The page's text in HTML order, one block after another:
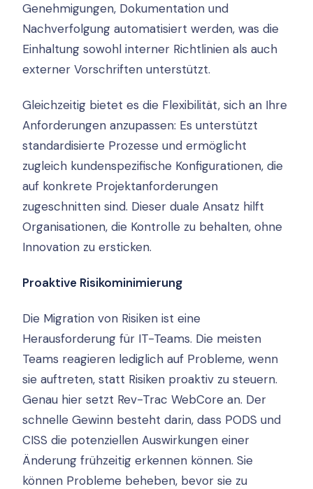
Genehmigungen, Dokumentation und
Nachverfolgung automatisiert werden, was die
Einhaltung sowohl interner Richtlinien als auch
externer Vorschriften unterstützt.
Gleichzeitig bietet es die Flexibilität, sich an Ihre
Anforderungen anzupassen: Es unterstützt
standardisierte Prozesse und ermöglicht
zugleich kundenspezifische Konfigurationen, die
auf konkrete Projektanforderungen
zugeschnitten sind. Dieser duale Ansatz hilft
Organisationen, die Kontrolle zu behalten, ohne
Innovation zu ersticken.
Proaktive Risikominimierung
Die Migration von Risiken ist eine
Herausforderung für IT-Teams. Die meisten
Teams reagieren lediglich auf Probleme, wenn
sie auftreten, statt Risiken proaktiv zu steuern.
Genau hier setzt Rev-Trac WebCore an. Der
schnelle Gewinn besteht darin, dass PODS und
CISS die potenziellen Auswirkungen einer
Änderung frühzeitig erkennen können. Sie
können Probleme beheben, bevor sie zu